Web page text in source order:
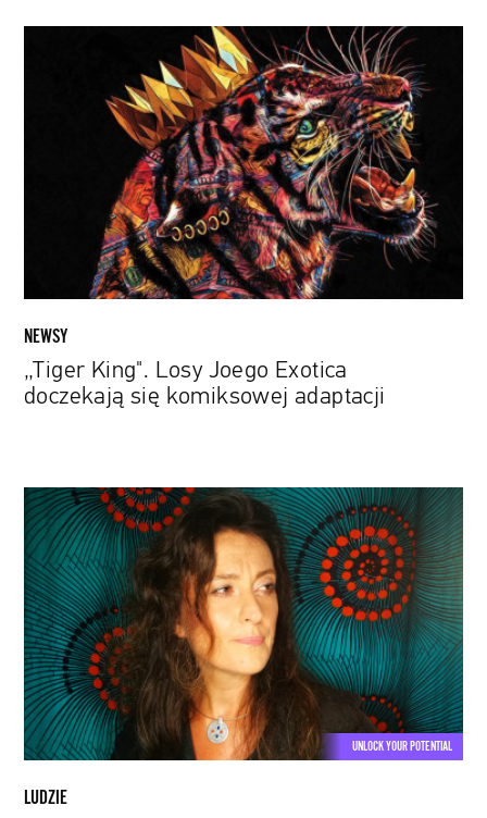
NEWSY
„Tiger King". Losy Joego Exotica
doczekają się komiksowej adaptacji
Narzędzie
zmiany
świata.
Rozmawiamy
z
Małgorzatą
Szczurek,
redaktorką
naczelną
Wydawnictwa
Karakter
UNLOCK YOUR POTENTIAL
LUDZIE